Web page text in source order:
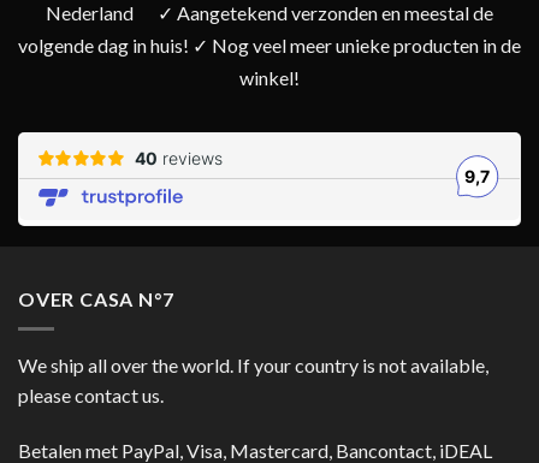
Nederland
✓ Aangetekend verzonden en meestal de
volgende dag in huis! ✓ Nog veel meer unieke producten in de
winkel!
OVER CASA N°7
We ship all over the world. If your country is not available,
please contact us.
Betalen met PayPal, Visa, Mastercard, Bancontact, iDEAL